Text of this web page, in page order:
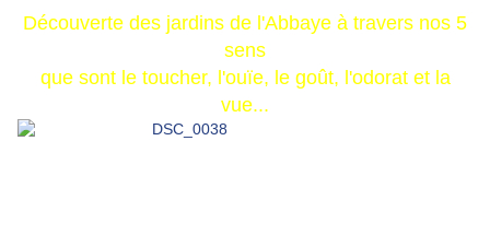
Découverte des jardins de l'Abbaye à travers nos 5
sens
que sont le toucher, l'ouïe, le goût, l'odorat et la
vue...